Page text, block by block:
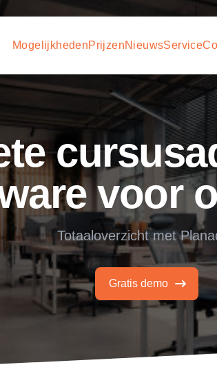
MogelijkhedenPrijzenNieuwsService
voor
Totaaloverzicht met
Gratis demo